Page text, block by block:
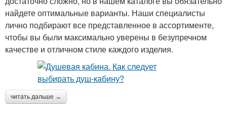
найдете оптимальные варианты. Наши специалисты
лично подбирают все представленное в ассортименте,
чтобы вы были максимально уверены в безупречном
качестве и отличном стиле каждого изделия.
читать дальше →